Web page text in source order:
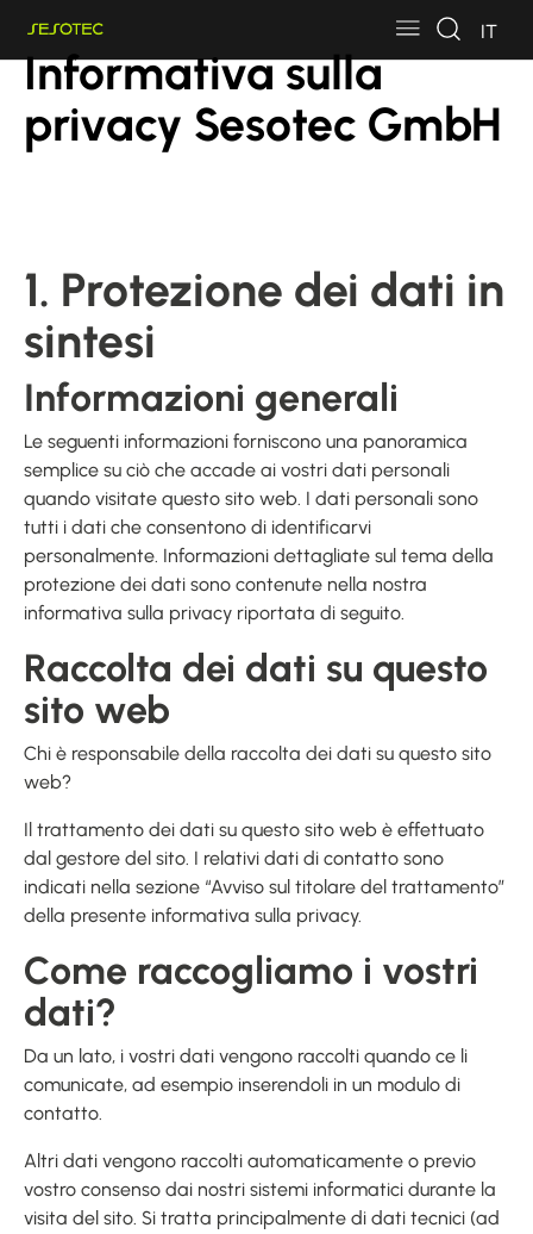
IT
Informativa sulla
privacy Sesotec GmbH
1. Protezione dei dati in
sintesi
Informazioni generali
Le seguenti informazioni forniscono una panoramica
semplice su ciò che accade ai vostri dati personali
quando visitate questo sito web. I dati personali sono
tutti i dati che consentono di identificarvi
personalmente. Informazioni dettagliate sul tema della
protezione dei dati sono contenute nella nostra
informativa sulla privacy riportata di seguito.
Raccolta dei dati su questo
sito web
Chi è responsabile della raccolta dei dati su questo sito
web?
Il trattamento dei dati su questo sito web è effettuato
dal gestore del sito. I relativi dati di contatto sono
indicati nella sezione “Avviso sul titolare del trattamento”
della presente informativa sulla privacy.
Come raccogliamo i vostri
dati?
Da un lato, i vostri dati vengono raccolti quando ce li
comunicate, ad esempio inserendoli in un modulo di
contatto.
Altri dati vengono raccolti automaticamente o previo
vostro consenso dai nostri sistemi informatici durante la
visita del sito. Si tratta principalmente di dati tecnici (ad